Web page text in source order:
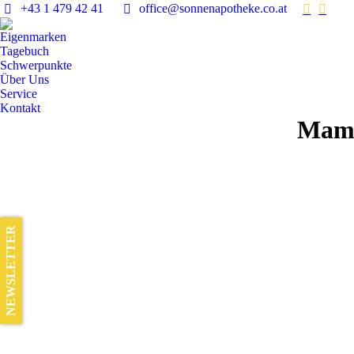
+43 1 479 42 41 office@sonnenapotheke.co.at
Eigenmarken
Tagebuch
Schwerpunkte
Über Uns
Service
Kontakt
NEWSLETTER